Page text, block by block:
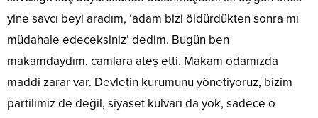
yine savcı beyi aradım, ‘adam bizi öldürdükten sonra mı
müdahale edeceksiniz’ dedim. Bugün ben
makamdaydım, camlara ateş etti. Makam odamızda
maddi zarar var. Devletin kurumunu yönetiyoruz, bizim
partilimiz de değil, siyaset kulvarı da yok, sadece o